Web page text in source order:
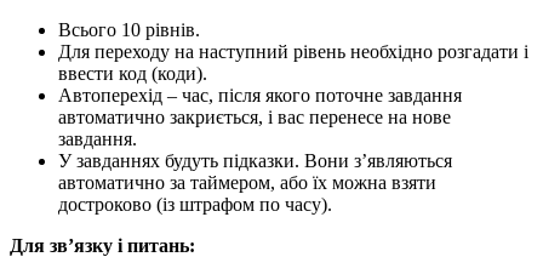
Всього 10 рівнів.
Для переходу на наступний рівень необхідно розгадати і
ввести код (коди).
Автоперехід – час, після якого поточне завдання
автоматично закриється, і вас перенесе на нове
завдання.
У завданнях будуть підказки. Вони з’являються
автоматично за таймером, або їх можна взяти
достроково (із штрафом по часу).
Для зв’язку і питань: